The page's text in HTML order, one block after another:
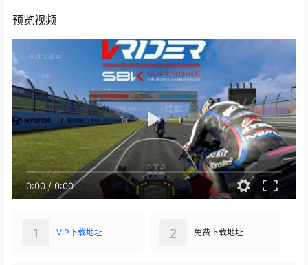
0:00/
VIP下载地址
1 免费下载地址
2
下载权限